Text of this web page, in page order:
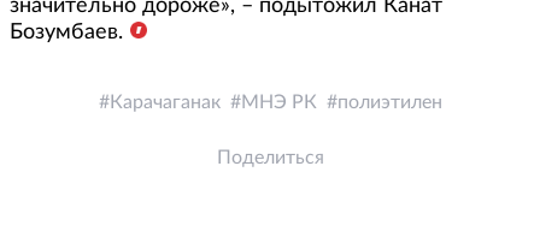
значительно дороже», – подытожил Канат
Бозумбаев.
Карачаганак МНЭ РК полиэтилен
Поделиться